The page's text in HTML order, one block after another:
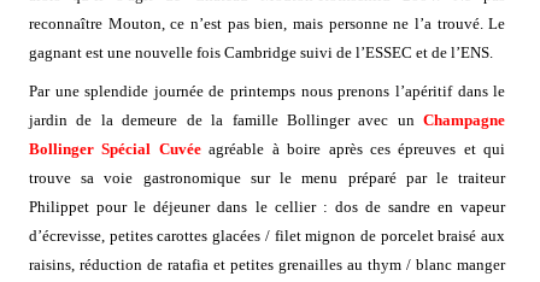
reconnaître Mouton, ce n’est pas bien, mais personne ne l’a trouvé. Le
gagnant est une nouvelle fois Cambridge suivi de l’ESSEC et de l’ENS.
Par une splendide journée de printemps nous prenons l’apéritif dans le
jardin de la demeure de la famille Bollinger avec unChampagne
Bollinger Spécial Cuvéeagréable à boire après ces épreuves et qui
trouve sa voie gastronomique sur le menu préparé par le traiteur
Philippet pour le déjeuner dans le cellier : dos de sandre en vapeur
d’écrevisse, petites carottes glacées / filet mignon de porcelet braisé aux
raisins, réduction de ratafia et petites grenailles au thym / blanc manger